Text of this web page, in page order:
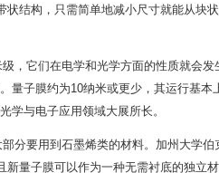
状结构，只需简单地减小尺寸就能从块
，它们在电学和光学方面的性质就会
量子膜约为10纳米或更少，其运行基
学与电子应用领域大展所长。
分要用到石墨烯类的材料。加州大学伯
新量子膜可以作为一种无需衬底的独立